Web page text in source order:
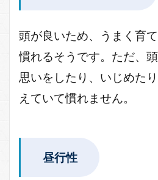
頭が良いため、うまく育
慣れるそうです。ただ、
思いをしたり、いじめた
えていて慣れません。
昼行性